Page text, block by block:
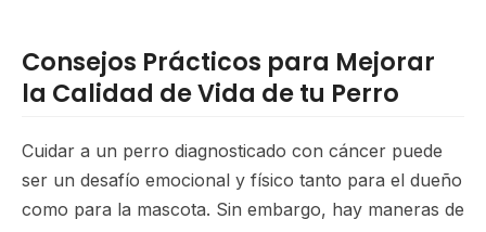
Consejos Prácticos para Mejorar
la Calidad de Vida de tu Perro
Cuidar a un perro diagnosticado con cáncer puede
ser un desafío emocional y físico tanto para el dueño
como para la mascota. Sin embargo, hay maneras de